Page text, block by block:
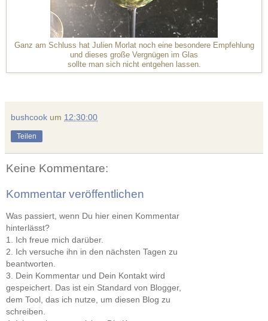
Ganz am Schluss hat Julien Morlat noch eine besondere Empfehlung
und dieses große Vergnügen im Glas
sollte man sich nicht entgehen lassen.
bushcook um 12:30:00
Teilen
Keine Kommentare:
Kommentar veröffentlichen
Was passiert, wenn Du hier einen Kommentar
hinterlässt?
1. Ich freue mich darüber.
2. Ich versuche ihn in den nächsten Tagen zu
beantworten.
3. Dein Kommentar und Dein Kontakt wird
gespeichert. Das ist ein Standard von Blogger,
dem Tool, das ich nutze, um diesen Blog zu
schreiben.